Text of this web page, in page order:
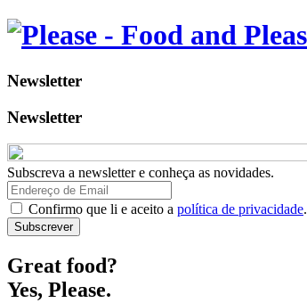
Newsletter
Newsletter
Subscreva a newsletter e conheça as novidades.
Confirmo que li e aceito a política de privacidade.
Subscrever
Great food?
Yes, Please.